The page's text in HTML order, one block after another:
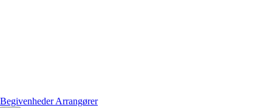
BegivenhederArrangører